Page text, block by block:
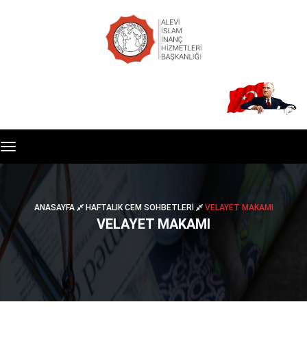
Toggle
navigation
ANASAYFA HAFTALIK CEM SOHBETLERI VELAYET MAKAMI
VELAYET MAKAMI